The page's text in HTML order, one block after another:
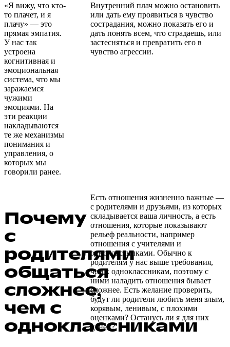
«Я вижу, что кто-
то плачет, и я
плачу» — это
прямая эмпатия.
У нас так
устроена
когнитивная и
эмоциональная
система, что мы
заражаемся
чужими
эмоциями. На
эти реакции
накладываются
те же механизмы
понимания и
управления, о
которых мы
говорили ранее.
Внутренний плач можно остановить
или дать ему проявиться в чувство
сострадания, можно показать его и
дать понять всем, что страдаешь, или
застесняться и превратить его в
чувство агрессии.
Почему
с
родителями
общаться
сложнее,
чем с
одноклассниками
Есть отношения жизненно важные —
с родителями и друзьями, из которых
складывается ваша личность, а есть
отношения, которые показывают
рельеф реальности, например
отношения с учителями и
одноклассниками. Обычно к
родителям у нас выше требования,
чем к одноклассникам, поэтому с
ними наладить отношения бывает
сложнее. Есть желание проверить,
будут ли родители любить меня злым,
корявым, ленивым, с плохими
оценками? Останусь ли я для них
ценен?